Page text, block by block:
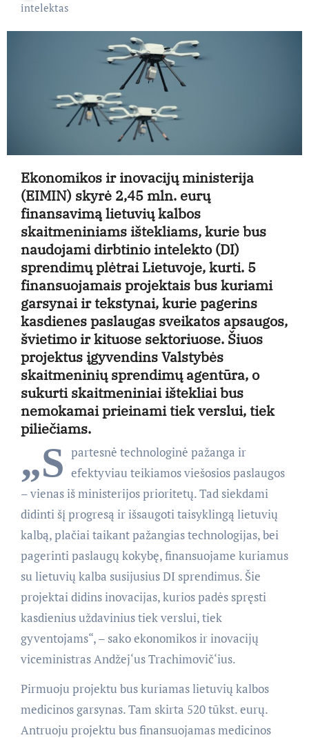
intelektas
Ekonomikos ir inovacijų ministerija
(EIMIN) skyrė 2,45 mln. eurų
finansavimą lietuvių kalbos
skaitmeniniams ištekliams, kurie bus
naudojami dirbtinio intelekto (DI)
sprendimų plėtrai Lietuvoje, kurti. 5
finansuojamais projektais bus kuriami
garsynai ir tekstynai, kurie pagerins
kasdienes paslaugas sveikatos apsaugos,
švietimo ir kituose sektoriuose. Šiuos
projektus įgyvendins Valstybės
skaitmeninių sprendimų agentūra, o
sukurti skaitmeniniai ištekliai bus
nemokamai prieinami tiek verslui, tiek
piliečiams.
„S partesnė technologinė pažanga ir
efektyviau teikiamos viešosios paslaugos
– vienas iš ministerijos prioritetų. Tad siekdami
didinti šį progresą ir išsaugoti taisyklingą lietuvių
kalbą, plačiai taikant pažangias technologijas, bei
pagerinti paslaugų kokybę, finansuojame kuriamus
su lietuvių kalba susijusius DI sprendimus. Šie
projektai didins inovacijas, kurios padės spręsti
kasdienius uždavinius tiek verslui, tiek
gyventojams“, – sako ekonomikos ir inovacijų
viceministras Andžej‘us Trachimovič‘ius.
Pirmuoju projektu bus kuriamas lietuvių kalbos
medicinos garsynas. Tam skirta 520 tūkst. eurų.
Antruoju projektu bus finansuojamas medicinos